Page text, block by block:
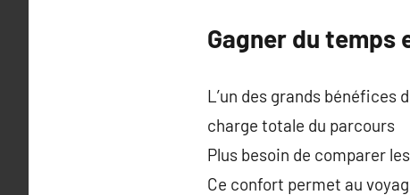
Gagner du temps
L’un des grands bénéfices
charge totale du parcours
Plus besoin de comparer
Ce confort permet au